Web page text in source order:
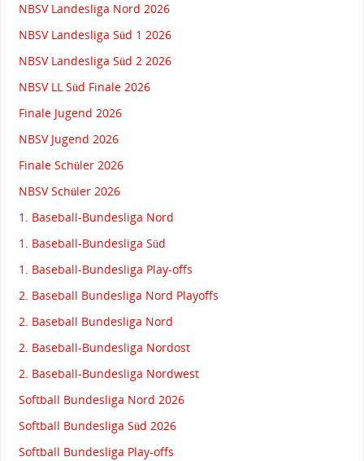
NBSV Landesliga Nord 2026
NBSV Landesliga Süd 1 2026
NBSV Landesliga Süd 2 2026
NBSV LL Süd Finale 2026
Finale Jugend 2026
NBSV Jugend 2026
Finale Schüler 2026
NBSV Schüler 2026
1. Baseball-Bundesliga Nord
1. Baseball-Bundesliga Süd
1. Baseball-Bundesliga Play-offs
2. Baseball Bundesliga Nord Playoffs
2. Baseball Bundesliga Nord
2. Baseball-Bundesliga Nordost
2. Baseball-Bundesliga Nordwest
Softball Bundesliga Nord 2026
Softball Bundesliga Süd 2026
Softball Bundesliga Play-offs